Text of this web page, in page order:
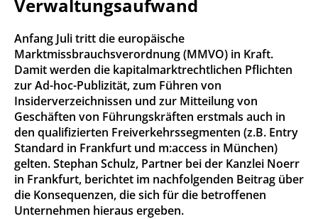
Verwaltungsaufwand
Anfang Juli tritt die europäische
Marktmissbrauchsverordnung (MMVO) in Kraft.
Damit werden die kapitalmarktrechtlichen Pflichten
zur Ad-hoc-Publizität, zum Führen von
Insiderverzeichnissen und zur Mitteilung von
Geschäften von Führungskräften erstmals auch in
den qualifizierten Freiverkehrssegmenten (z.B. Entry
Standard in Frankfurt und m:access in München)
gelten. Stephan Schulz, Partner bei der Kanzlei Noerr
in Frankfurt, berichtet im nachfolgenden Beitrag über
die Konsequenzen, die sich für die betroffenen
Unternehmen hieraus ergeben.